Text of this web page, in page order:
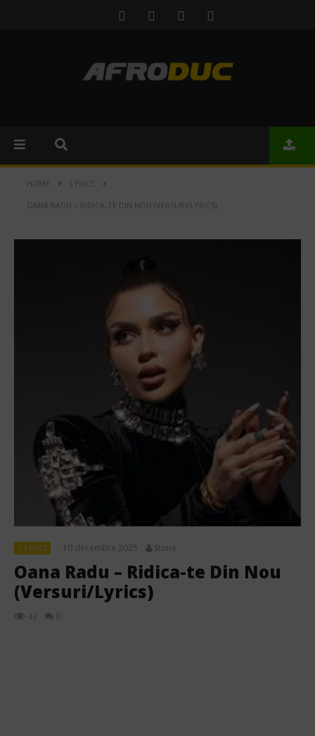
HOME LYRICS
OANA RADU – RIDICA-TE DIN NOU (VERSURI/LYRICS)
LYRICS 10 décembre 2025 Stone
Oana Radu – Ridica-te Din Nou
(Versuri/Lyrics)
43 0